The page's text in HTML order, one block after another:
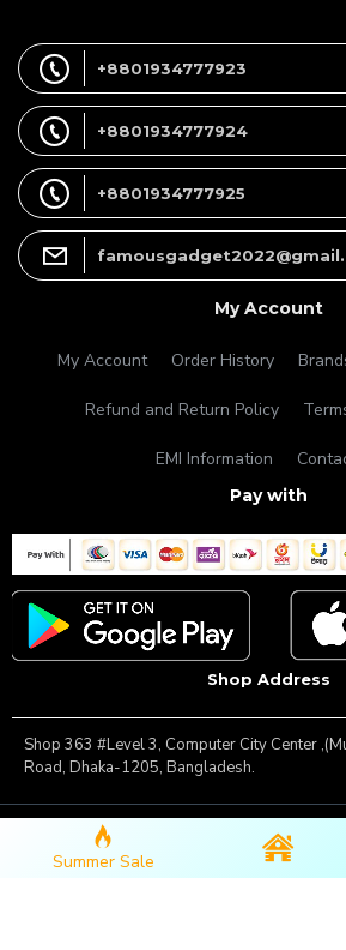
+8801934777923
+8801934777924
+8801934777925
My Account
My Account Order History
Refund and Return Policy
EMI Information
Pay with
Shop Address
Shop 363 #Level 3, Computer City Center
Road, Dhaka-1205, Bangladesh.
Copyright © 2025, Famous Gadget,
Summer Sale